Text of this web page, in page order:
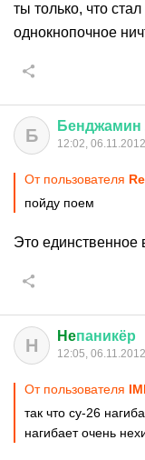
ты только, что
однокнопочное
Б Бенджамин
12:02, 06.11.2012
От пользователя
пойду поем
Это единственное
H Heпаникёр
12:05, 06.11.2012
От пользователя
так что су-26
нагибает очень